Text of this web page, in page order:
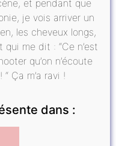
et pendant que
je vois arriver un
les cheveux longs,
me dit : “Ce n’est
qu’on n’écoute
Ça m’a ravi !
dans :